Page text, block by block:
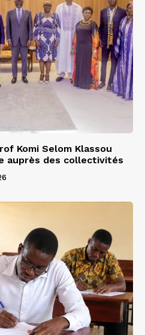
Komi Selom Klassou
auprès des collectivités